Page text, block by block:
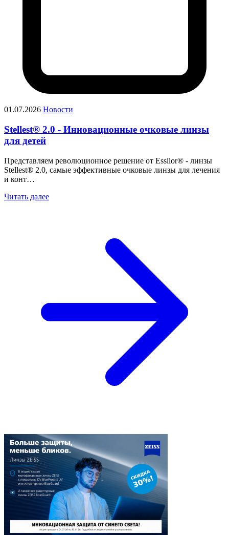
01.07.2026 Новости
Stellest® 2.0 - Инновационные очковые линзы
для детей
Представляем революционное решение от Essilor® - линзы
Stellest® 2.0, самые эффективные очковые линзы для лечения
и конт…
Читать далее